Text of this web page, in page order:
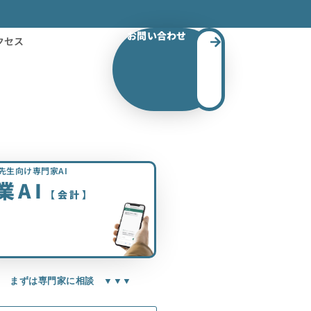
セス お問い合わせ
生向け専門家AI
AI 【会計】
ずは専門家に相談 ▼▼▼